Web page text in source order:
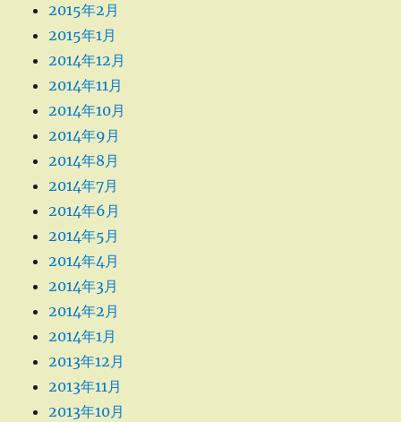
2015年2月
2015年1月
2014年12月
2014年11月
2014年10月
2014年9月
2014年8月
2014年7月
2014年6月
2014年5月
2014年4月
2014年3月
2014年2月
2014年1月
2013年12月
2013年11月
2013年10月